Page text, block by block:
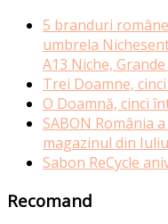
5 branduri
umbrela
A13 Niche,
Trei Doamne,
O Doamnă, cinci
SABON România
magazinul din
Sabon ReCycle
Recomand